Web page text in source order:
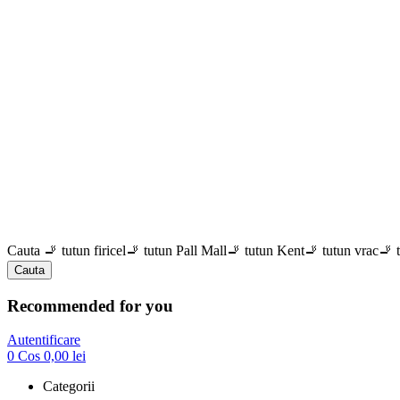
Cauta 🚬 tutun firicel🚬 tutun Pall Mall🚬 tutun Kent🚬 tutun vrac🚬
Cauta
Recommended for you
Autentificare
0 Cos 0,00 lei
Categorii